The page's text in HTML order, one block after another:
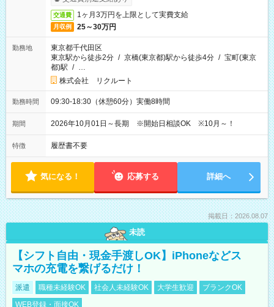
交通費 1ヶ月3万円を上限として実費支給
月収例 25～30万円
勤務地
東京都千代田区
東京駅から徒歩2分 / 京橋(東京都)駅から徒歩4分 / 宝町(東京
都)駅 / …
株式会社 リクルート
勤務時間 09:30-18:30（休憩60分）実働8時間
期間 2026年10月01日～長期 ※開始日相談OK ※10月～！
特徴 履歴書不要
気になる！ 応募する 詳細へ
掲載日：2026.08.07
未読
【シフト自由・現金手渡しOK】iPhoneなどス
マホの充電を繋げるだけ！
派遣 職種未経験OK 社会人未経験OK 大学生歓迎
ブランクOK
WEB登録・面接OK